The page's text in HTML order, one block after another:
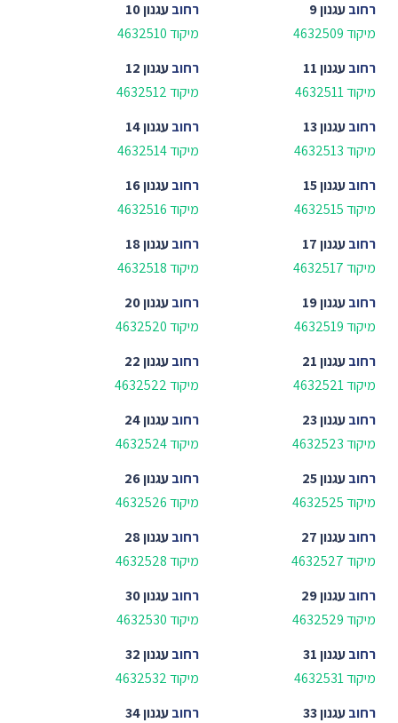
רחובעגנון 9
מיקוד 4632509
רחובעגנון 10
מיקוד 4632510
רחובעגנון 11
מיקוד 4632511
רחובעגנון 12
מיקוד 4632512
רחובעגנון 13
מיקוד 4632513
רחובעגנון 14
מיקוד 4632514
רחובעגנון 15
מיקוד 4632515
רחובעגנון 16
מיקוד 4632516
רחובעגנון 17
מיקוד 4632517
רחובעגנון 18
מיקוד 4632518
רחובעגנון 19
מיקוד 4632519
רחובעגנון 20
מיקוד 4632520
רחובעגנון 21
מיקוד 4632521
רחובעגנון 22
מיקוד 4632522
רחובעגנון 23
מיקוד 4632523
רחובעגנון 24
מיקוד 4632524
רחובעגנון 25
מיקוד 4632525
רחובעגנון 26
מיקוד 4632526
רחובעגנון 27
מיקוד 4632527
רחובעגנון 28
מיקוד 4632528
רחובעגנון 29
מיקוד 4632529
רחובעגנון 30
מיקוד 4632530
רחובעגנון 31
מיקוד 4632531
רחובעגנון 32
מיקוד 4632532
רחובעגנון 33
רחובעגנון 34